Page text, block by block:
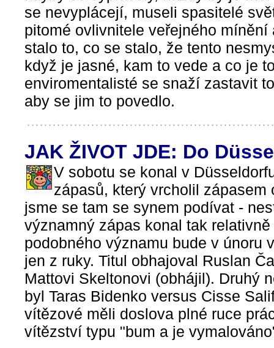
se nevyplácejí, museli spasitelé
pitomé ovlivnitele veřejného
stalo to, co se stalo, že tento
když je jasné, kam to vede a co je
enviromentalisté se snaží zastavit
aby se jim to povedlo.
JAK ŽIVOT JDE: Do
V sobotu se konal v
zápasů, který vrcholil
jsme se tam se synem podívat -
významný zápas konal tak
podobného významu bude v únoru
jen z ruky. Titul obhajoval Ruslan
Mattovi Skeltonovi (obhájil). Druhý
byl Taras Bidenko versus Cisse
vítězové měli doslova plné ruce
vítězství typu "bum a je